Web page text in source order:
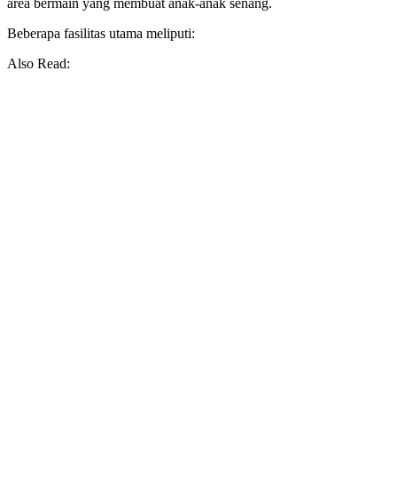
Beberapa fasilitas utama meliputi:
Also Read: